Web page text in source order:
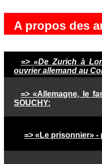
A propos des
=> «De Zurich à
ouvrier allemand au
=> «Allemagne, le
SOUCHY:
=> «Le prisonnier» -